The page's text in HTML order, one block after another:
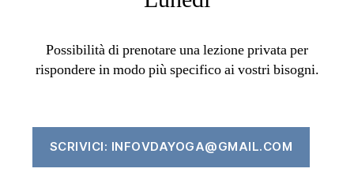
Possibilità di prenotare una lezione privata per
rispondere in modo più specifico ai vostri bisogni.
SCRIVICI: INFOVDAYOGA@GMAIL.COM